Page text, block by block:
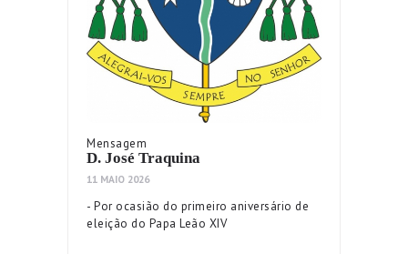
Mensagem
D. José Traquina
11 MAIO 2026
- Por ocasião do primeiro aniversário de
eleição do Papa Leão XIV